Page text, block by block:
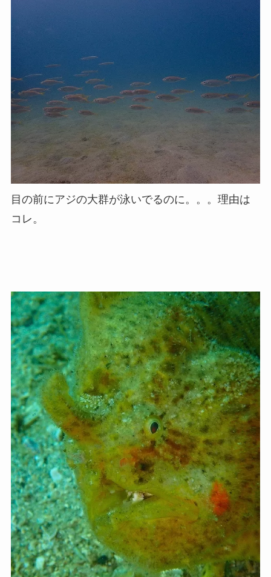
目の前にアジの大群が泳いでるのに。。。理由は
コレ。